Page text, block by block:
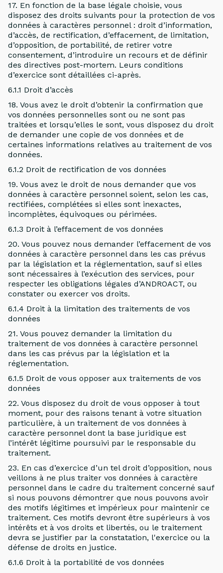
17. En fonction de la base légale choisie, vous
disposez des droits suivants pour la protection de vos
données à caractères personnel : droit d’information,
d’accès, de rectification, d’effacement, de limitation,
d’opposition, de portabilité, de retirer votre
consentement, d’introduire un recours et de définir
des directives post-mortem. Leurs conditions
d’exercice sont détaillées ci-après.
6.1.1 Droit d’accès
18. Vous avez le droit d’obtenir la confirmation que
vos données personnelles sont ou ne sont pas
traitées et lorsqu’elles le sont, vous disposez du droit
de demander une copie de vos données et de
certaines informations relatives au traitement de vos
données.
6.1.2 Droit de rectification de vos données
19. Vous avez le droit de nous demander que vos
données à caractère personnel soient, selon les cas,
rectifiées, complétées si elles sont inexactes,
incomplètes, équivoques ou périmées.
6.1.3 Droit à l’effacement de vos données
20. Vous pouvez nous demander l’effacement de vos
données à caractère personnel dans les cas prévus
par la législation et la réglementation, sauf si elles
sont nécessaires à l’exécution des services, pour
respecter les obligations légales d’ANDROACT, ou
constater ou exercer vos droits.
6.1.4 Droit à la limitation des traitements de vos
données
21. Vous pouvez demander la limitation du
traitement de vos données à caractère personnel
dans les cas prévus par la législation et la
réglementation.
6.1.5 Droit de vous opposer aux traitements de vos
données
22. Vous disposez du droit de vous opposer à tout
moment, pour des raisons tenant à votre situation
particulière, à un traitement de vos données à
caractère personnel dont la base juridique est
l’intérêt légitime poursuivi par le responsable du
traitement.
23. En cas d’exercice d’un tel droit d’opposition, nous
veillons à ne plus traiter vos données à caractère
personnel dans le cadre du traitement concerné sauf
si nous pouvons démontrer que nous pouvons avoir
des motifs légitimes et impérieux pour maintenir ce
traitement. Ces motifs devront être supérieurs à vos
intérêts et à vos droits et libertés, ou le traitement
devra se justifier par la constatation, l'exercice ou la
défense de droits en justice.
6.1.6 Droit à la portabilité de vos données